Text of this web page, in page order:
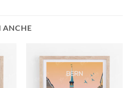
ANCHE